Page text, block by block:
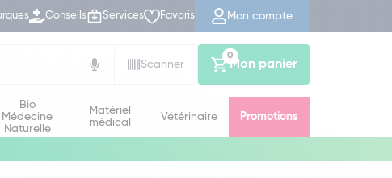
Conseils Services Favoris Mon compte
Scanner
Mon panier
0
Bio
Médecine
Naturelle
Matériel
médical
Vétérinaire Promotions